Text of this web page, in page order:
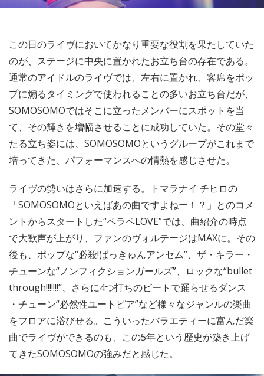
この日のライヴにおいてかなり重要な役割を果たしていた
のが、ステージに中央に置かれたお立ち台の存在である。
通常のアイドルのライヴでは、左右に置かれ、客席をポッ
プに煽るタイミングで使われることの多いお立ち台だが、
SOMOSOMOではそこに立ったメンバーにスポットを当
て、その輝きを増幅させることに成功していた。その堂々
たる立ち姿には、SOMOSOMOというグループがこれまで
培ってきた、パフォーマンスへの情熱を感じさせた。
ライヴの勢いはさらに加速する。トマラナイ チヒロの
「SOMOSOMOといえばあの曲ですよねー！？」とのコメ
ントからスタートした“ペラペLOVE”では、曲紹介の時点
で大歓声が上がり、ファンのヴォルテージはMAXに。その
後も、ポップな“必殺!ばっきゅんアンセム”、ザ・キラー・
チューンな“ノンフィクションガールズ”、ロックな“bullet
through!!!!!!!”、さらに4つ打ちのビートで踊らせるダンス
・チューン“必然性ユートピア”など様々なジャンルの楽曲
をフロアに浴びせる。こういったバラエティーに富んだ楽
曲でライヴができるのも、この5年という歴史が築き上げ
てきたSOMOSOMOの強みだと感じた。